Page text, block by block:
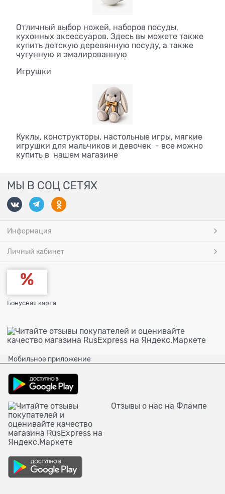
Отличный выбор ножей, наборов посуды,
кухонных аксессуаров. Здесь вы можете также
купить детскую деревянную посуду, а также
чугунную и эмалированную
Игрушки
Куклы, конструкторы, настольные игры, мягкие
игрушки для мальчиков и девочек - все можно
купить в нашем магазине
МЫ В СОЦ СЕТЯХ
Информация
Личный кабинет
Бонусная карта
Мобильное приложение
Отзывы о нас на Флампе